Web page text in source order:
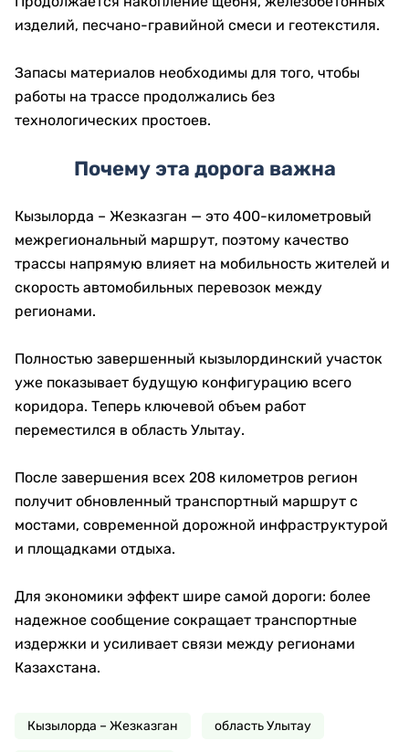
изделий, песчано-гравийной смеси и геотекстиля.
Запасы материалов необходимы для того, чтобы
работы на трассе продолжались без
технологических простоев.
Почему эта дорога важна
Кызылорда – Жезказган — это 400-километровый
межрегиональный маршрут, поэтому качество
трассы напрямую влияет на мобильность жителей и
скорость автомобильных перевозок между
регионами.
Полностью завершенный кызылординский участок
уже показывает будущую конфигурацию всего
коридора. Теперь ключевой объем работ
переместился в область Улытау.
После завершения всех 208 километров регион
получит обновленный транспортный маршрут с
мостами, современной дорожной инфраструктурой
и площадками отдыха.
Для экономики эффект шире самой дороги: более
надежное сообщение сокращает транспортные
издержки и усиливает связи между регионами
Казахстана.
Кызылорда – Жезказган область Улытау